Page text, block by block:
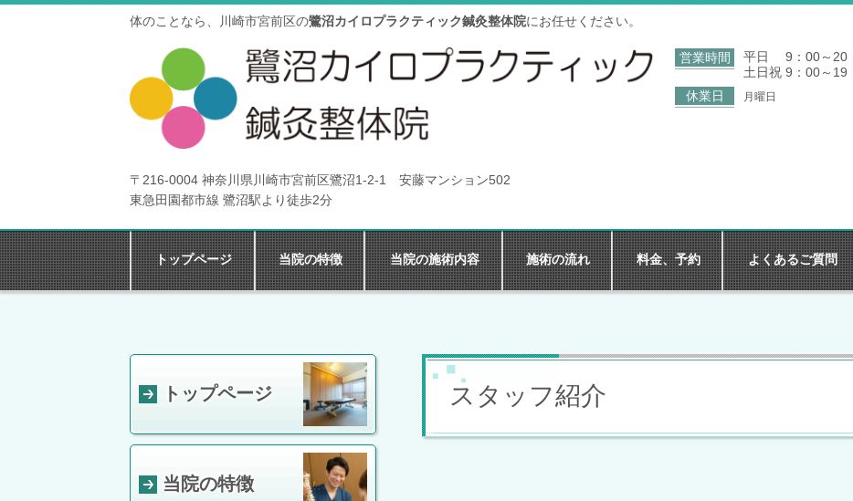
体のことなら、川崎市宮前区の鷺沼カイロプラクティック鍼灸整体院にお任せください。
〒216-0004 神奈川県川崎市宮前区鷺沼1-2-1 安藤マンション502
東急田園都市線 鷺沼駅より徒歩2分
営業時間
平日 9：00～20
土日祝 9：00～19
休業日
月 曜日
トップページ 当院の特徴 当院の施術内容 施術の流れ 料金、予約 よくあるご質問
スタッフ紹介
トップページ
当院の特徴